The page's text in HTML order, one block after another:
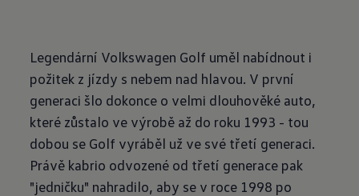
Legendární Volkswagen Golf uměl nabídnout i
požitek z jízdy s nebem nad hlavou. V první
generaci šlo dokonce o velmi dlouhověké auto,
které zůstalo ve výrobě až do roku 1993 - tou
dobou se Golf vyráběl už ve své třetí generaci.
Právě kabrio odvozené od třetí generace pak
"jedničku" nahradilo, aby se v roce 1998 po